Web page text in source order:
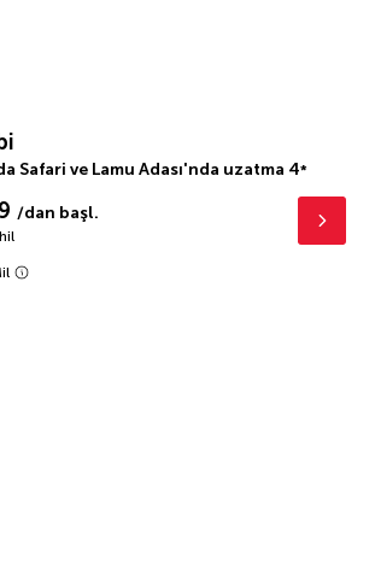
Safari ve Lamu Adası'nda uzatma 4*
/dan başl.